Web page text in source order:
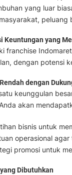
yang luar
peluang
Keuntungan yang
franchise
dengan potensi
dengan
keunggulan
akan
bisnis untuk
operasional
promosi untuk
Dibutuhkan